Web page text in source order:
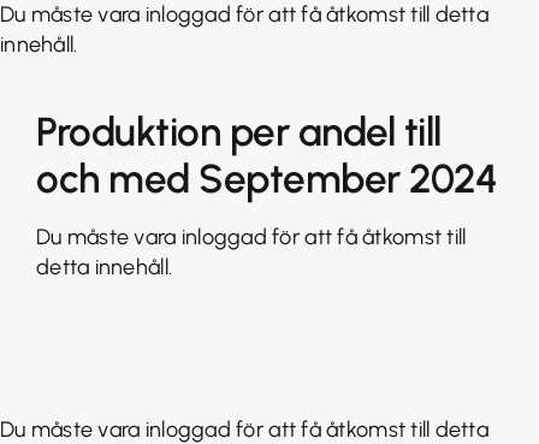
Fortsätt
till
Du måste vara inloggad för att få åtkomst till detta
innehåll.
Produktion per andel till
och med September 2024
Du måste vara inloggad för att få åtkomst till
detta innehåll.
Du måste vara inloggad för att få åtkomst till detta